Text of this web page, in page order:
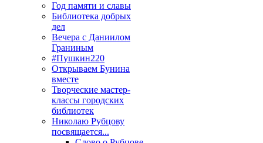
Год памяти и славы
Библиотека добрых
дел
Вечера с Даниилом
Граниным
#Пушкин220
Открываем Бунина
вместе
Творческие мастер-
классы городских
библиотек
Николаю Рубцову
посвящается...